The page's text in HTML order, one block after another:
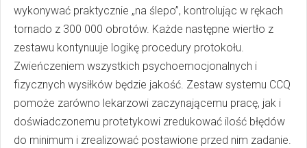
wykonywać praktycznie „na ślepo”, kontrolując w rękach
tornado z 300 000 obrotów. Każde następne wiertło z
zestawu kontynuuje logikę procedury protokołu.
Zwieńczeniem wszystkich psychoemocjonalnych i
fizycznych wysiłków będzie jakość. Zestaw systemu CCQ
pomoże zarówno lekarzowi zaczynającemu pracę, jak i
doświadczonemu protetykowi zredukować ilość błędów
do minimum i zrealizować postawione przed nim zadanie.